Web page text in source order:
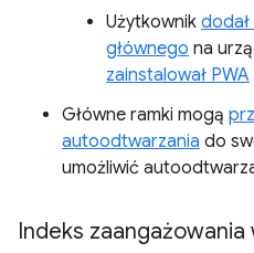
Użytkownik
głównego na
zainstalował PWA
Główne ramki mogą
autoodtwarzania do
umożliwić
Indeks zaangażowania